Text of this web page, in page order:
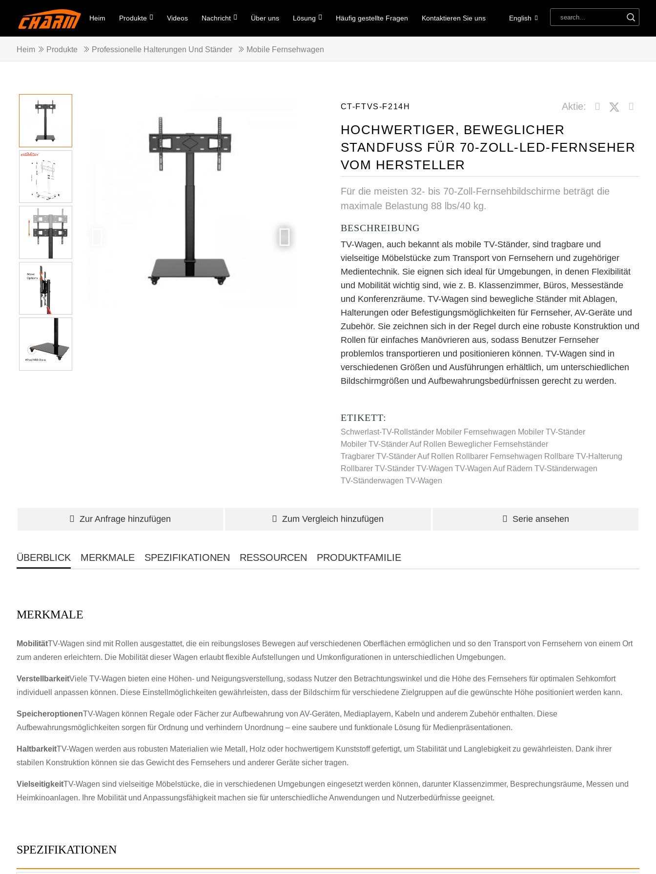
Heim Produkte Videos Nachricht Über uns Lösung Häufig gestellte Fragen Kontaktieren Sie uns English
Heim Produkte Professionelle Halterungen Und Ständer Mobile Fernsehwagen
CT-FTVS-F214H Aktie:
HOCHWERTIGER, BEWEGLICHER
STANDFUSS FÜR 70-ZOLL-LED-FERNSEHER V
OM HERSTELLER
Für die meisten 32- bis 70-Zoll-Fernsehbildschirme beträgt die
maximale Belastung 88 lbs/40 kg.
BESCHREIBUNG
TV-Wagen, auch bekannt als mobile TV-Ständer, sind tragbare und
vielseitige Möbelstücke zum Transport von Fernsehern und zugehöriger
Medientechnik. Sie eignen sich ideal für Umgebungen, in denen Flexibilität
und Mobilität wichtig sind, wie z. B. Klassenzimmer, Büros, Messestände
und Konferenzräume. TV-Wagen sind bewegliche Ständer mit Ablagen,
Halterungen oder Befestigungsmöglichkeiten für Fernseher, AV-Geräte und
Zubehör. Sie zeichnen sich in der Regel durch eine robuste Konstruktion und
Rollen für einfaches Manövrieren aus, sodass Benutzer Fernseher
problemlos transportieren und positionieren können. TV-Wagen sind in
verschiedenen Größen und Ausführungen erhältlich, um unterschiedlichen
Bildschirmgrößen und Aufbewahrungsbedürfnissen gerecht zu werden.
ETIKETT:
Schwerlast-TV-Rollständer Mobiler Fernsehwagen Mobiler TV-Ständer
Mobiler TV-Ständer Auf Rollen Beweglicher Fernsehständer
Tragbarer TV-Ständer Auf Rollen Rollbarer Fernsehwagen Rollbare TV-Halterung
Rollbarer TV-Ständer TV-Wagen TV-Wagen Auf Rädern TV-Ständerwagen
TV-Ständerwagen TV-Wagen
Zur Anfrage hinzufügen Zum Vergleich hinzufügen Serie ansehen
ÜBERBLICK MERKMALE SPEZIFIKATIONEN RESSOURCEN PRODUKTFAMILIE
MERKMALE
MobilitätTV-Wagen sind mit Rollen ausgestattet, die ein reibungsloses Bewegen auf verschiedenen Oberflächen ermöglichen und so den Transport von Fernsehern von einem Ort
zum anderen erleichtern. Die Mobilität dieser Wagen erlaubt flexible Aufstellungen und Umkonfigurationen in unterschiedlichen Umgebungen.
VerstellbarkeitViele TV-Wagen bieten eine Höhen- und Neigungsverstellung, sodass Nutzer den Betrachtungswinkel und die Höhe des Fernsehers für optimalen Sehkomfort
individuell anpassen können. Diese Einstellmöglichkeiten gewährleisten, dass der Bildschirm für verschiedene Zielgruppen auf die gewünschte Höhe positioniert werden kann.
SpeicheroptionenTV-Wagen können Regale oder Fächer zur Aufbewahrung von AV-Geräten, Mediaplayern, Kabeln und anderem Zubehör enthalten. Diese
Aufbewahrungsmöglichkeiten sorgen für Ordnung und verhindern Unordnung – eine saubere und funktionale Lösung für Medienpräsentationen.
HaltbarkeitTV-Wagen werden aus robusten Materialien wie Metall, Holz oder hochwertigem Kunststoff gefertigt, um Stabilität und Langlebigkeit zu gewährleisten. Dank ihrer
stabilen Konstruktion können sie das Gewicht des Fernsehers und anderer Geräte sicher tragen.
VielseitigkeitTV-Wagen sind vielseitige Möbelstücke, die in verschiedenen Umgebungen eingesetzt werden können, darunter Klassenzimmer, Besprechungsräume, Messen und
Heimkinoanlagen. Ihre Mobilität und Anpassungsfähigkeit machen sie für unterschiedliche Anwendungen und Nutzerbedürfnisse geeignet.
SPEZIFIKATIONEN
WÄHLE DEINE EIGENE IDENTITÄT
×
ANFRAGE EINREICHEN